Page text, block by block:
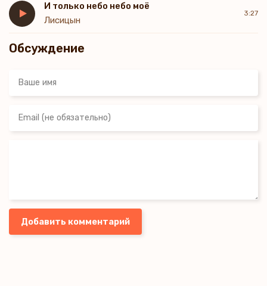
И только небо небо моё
Лисицын
3:27
Обсуждение
Добавить комментарий